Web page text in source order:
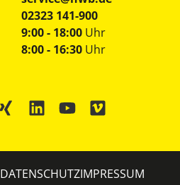
02323 141-900
9:00 - 18:00 Uhr
8:00 - 16:30 Uhr
DATENSCHUTZIMPRESSUM